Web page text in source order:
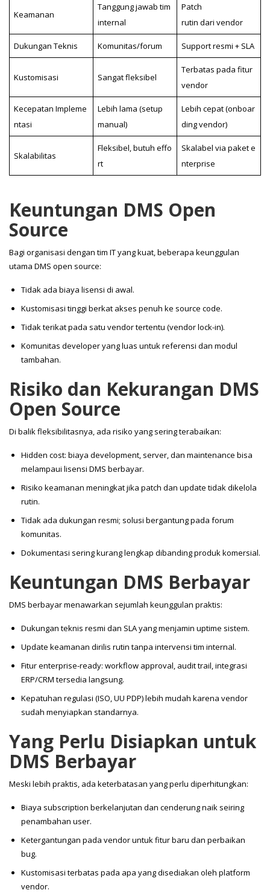
Keamanan
Tanggung jawab tim
internal
Patch
rutin dari vendor
Dukungan Teknis Komunitas/forum Support resmi + SLA
Kustomisasi Sangat fleksibel
Terbatas pada fitur
vendor
Kecepatan Impleme
ntasi
Lebih lama (setup
manual)
Lebih cepat (onboar
ding vendor)
Skalabilitas
Fleksibel, butuh effo
rt
Skalabel via paket e
nterprise
Keuntungan DMS Open
Source
Bagi organisasi dengan tim IT yang kuat, beberapa keunggulan
utama DMS open source:
Tidak ada biaya lisensi di awal.
Kustomisasi tinggi berkat akses penuh ke source code.
Tidak terikat pada satu vendor tertentu (vendor lock-in).
Komunitas developer yang luas untuk referensi dan modul
tambahan.
Risiko dan Kekurangan DMS
Open Source
Di balik fleksibilitasnya, ada risiko yang sering terabaikan:
Hidden cost: biaya development, server, dan maintenance bisa
melampaui lisensi DMS berbayar.
Risiko keamanan meningkat jika patch dan update tidak dikelola
rutin.
Tidak ada dukungan resmi; solusi bergantung pada forum
komunitas.
Dokumentasi sering kurang lengkap dibanding produk komersial.
Keuntungan DMS Berbayar
DMS berbayar menawarkan sejumlah keunggulan praktis:
Dukungan teknis resmi dan SLA yang menjamin uptime sistem.
Update keamanan dirilis rutin tanpa intervensi tim internal.
Fitur enterprise-ready: workflow approval, audit trail, integrasi
ERP/CRM tersedia langsung.
Kepatuhan regulasi (ISO, UU PDP) lebih mudah karena vendor
sudah menyiapkan standarnya.
Yang Perlu Disiapkan untuk
DMS Berbayar
Meski lebih praktis, ada keterbatasan yang perlu diperhitungkan:
Biaya subscription berkelanjutan dan cenderung naik seiring
penambahan user.
Ketergantungan pada vendor untuk fitur baru dan perbaikan
bug.
Kustomisasi terbatas pada apa yang disediakan oleh platform
vendor.